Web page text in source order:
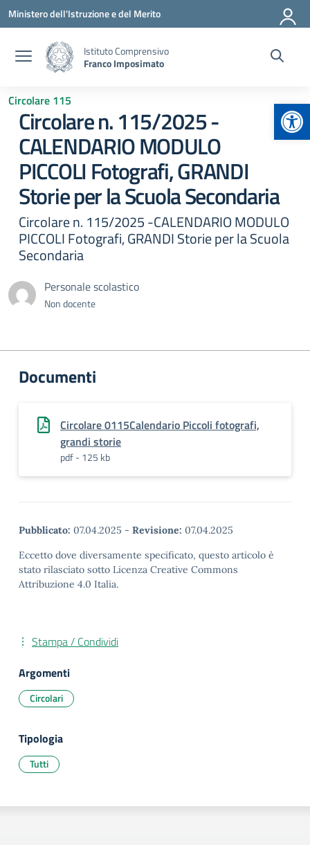
Vai ai contenuti
Vai al menu di navigazione
Vai al footer
Ministero dell'Istruzione e del Merito
Istituto Comprensivo
Franco Imposimato
Circolare 115
Circolare n. 115/2025 -
CALENDARIO MODULO
PICCOLI Fotografi, GRANDI
Storie per la Scuola Secondaria
Circolare n. 115/2025 -CALENDARIO MODULO
PICCOLI Fotografi, GRANDI Storie per la Scuola
Secondaria
Personale scolastico
Non docente
Documenti
Circolare 0115Calendario Piccoli fotografi,
grandi storie
pdf - 125 kb
Pubblicato: 07.04.2025 - Revisione: 07.04.2025
Eccetto dove diversamente specificato, questo articolo è
stato rilasciato sotto Licenza Creative Commons
Attribuzione 4.0 Italia.
Stampa / Condividi
Argomenti
Circolari
Tipologia
Tutti